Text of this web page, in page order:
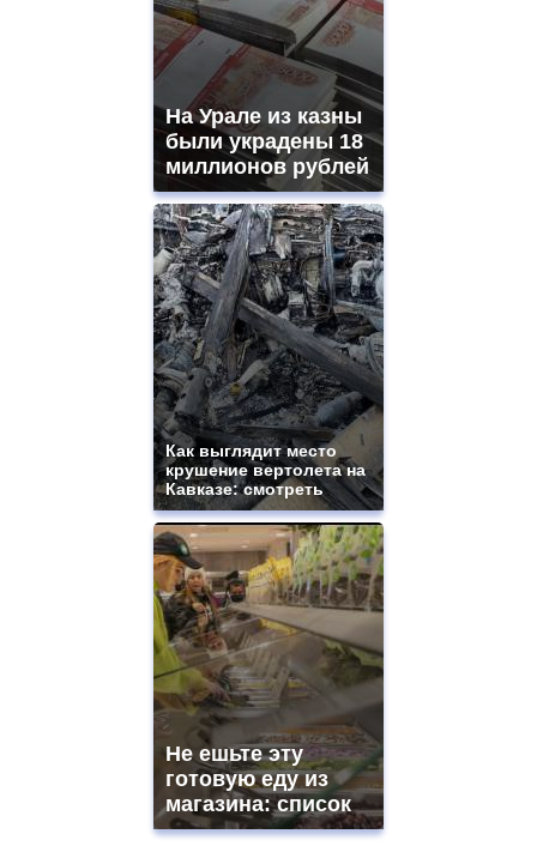
На Урале из казны
были украдены 18
миллионов рублей
Как выглядит место
крушение вертолета на
Кавказе: смотреть
Не ешьте эту
готовую еду из
магазина: список